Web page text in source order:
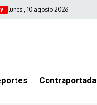
lunes , 10 agosto 2026
Contraportada